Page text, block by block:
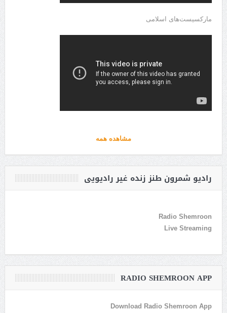
مارکسیست‌های اسلامی
مشاهده همه
رادیو شمرون طنز زنده غیر رادیویی
Radio Shemroon
Live Streaming
RADIO SHEMROON APP
Download Radio Shemroon App